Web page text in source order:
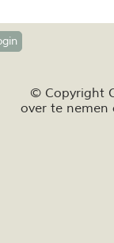
© Copyright
over te nemen